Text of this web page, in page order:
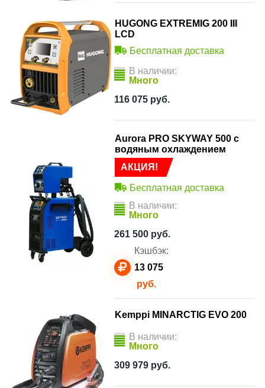
HUGONG EXTREMIG 200 III
LCD
Бесплатная доставка
В наличии:
Много
116 075 руб.
АКЦИЯ!
Aurora PRO SKYWAY 500 с
водяным охлаждением
Бесплатная доставка
В наличии:
Много
261 500 руб.
Кэшбэк:
13 075
руб.
Kemppi MINARCTIG EVO 200
В наличии:
Много
309 979 руб.